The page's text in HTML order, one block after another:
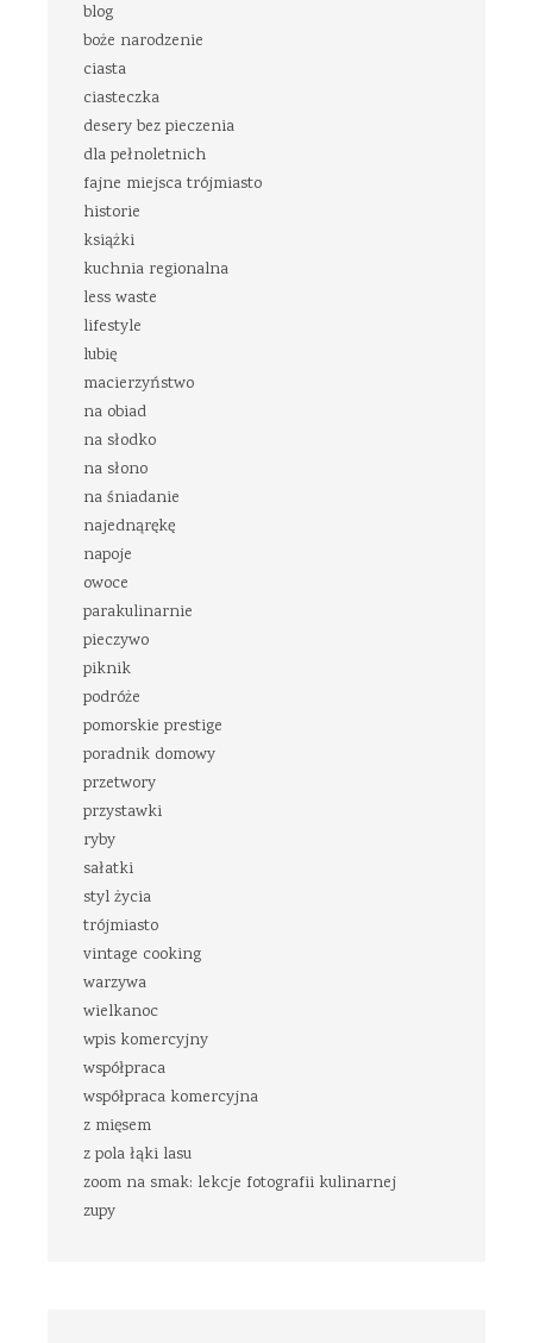
blog
boże narodzenie
ciasta
ciasteczka
desery bez pieczenia
dla pełnoletnich
fajne miejsca trójmiasto
historie
książki
kuchnia regionalna
less waste
lifestyle
lubię
macierzyństwo
na obiad
na słodko
na słono
na śniadanie
najednąrękę
napoje
owoce
parakulinarnie
pieczywo
piknik
podróże
pomorskie prestige
poradnik domowy
przetwory
przystawki
ryby
sałatki
styl życia
trójmiasto
vintage cooking
warzywa
wielkanoc
wpis komercyjny
współpraca
współpraca komercyjna
z mięsem
z pola łąki lasu
zoom na smak: lekcje fotografii kulinarnej
zupy